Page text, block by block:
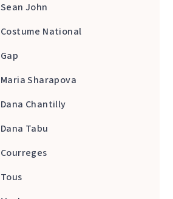
Sean John
Costume National
Gap
Maria Sharapova
Dana Chantilly
Dana Tabu
Courreges
Tous